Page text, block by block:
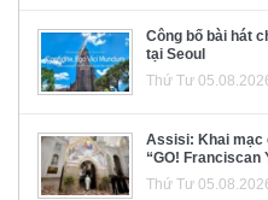
Công bố bài hát
tại Seoul
Thứ Tư
Assisi: Khai mạc
“GO! Franciscan
Thứ Tư